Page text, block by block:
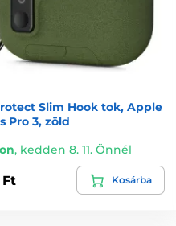
Slim Hook tok, Apple
Pro 3, zöld
, kedden 8. 11. Önnél
Kosárba